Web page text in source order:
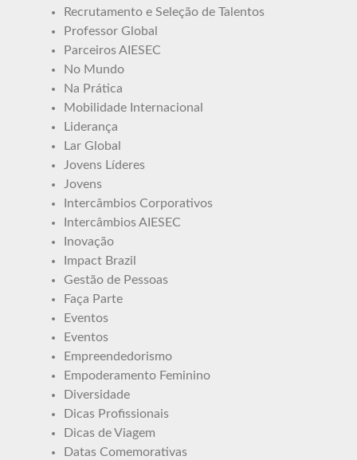
Recrutamento e Seleção de Talentos
Professor Global
Parceiros AIESEC
No Mundo
Na Prática
Mobilidade Internacional
Liderança
Lar Global
Jovens Líderes
Jovens
Intercâmbios Corporativos
Intercâmbios AIESEC
Inovação
Impact Brazil
Gestão de Pessoas
Faça Parte
Eventos
Eventos
Empreendedorismo
Empoderamento Feminino
Diversidade
Dicas Profissionais
Dicas de Viagem
Datas Comemorativas